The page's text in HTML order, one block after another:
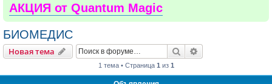
АКЦИЯ от Quantum Magic
БИОМЕДИС
Новая тема Поиск
1 тема • Страница 1 из 1